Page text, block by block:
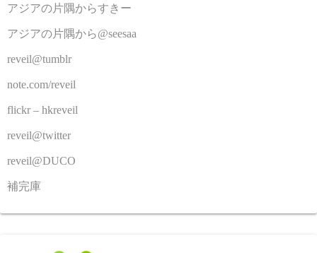
アジアの片隅からすきー
アジアの片隅から@seesaa
reveil@tumblr
note.com/reveil
flickr – hkreveil
reveil@twitter
reveil@DUCO
補完庫